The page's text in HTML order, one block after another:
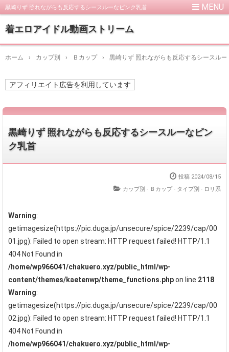
黒崎りず 照れながらも反応するシースルーなピンク乳首
着エロアイドル動画ストリーム
ホーム › カップ別 › Ｂカップ › 黒崎りず 照れながらも反応するシースル
アフィリエイト広告を利用しています
黒崎りず 照れながらも反応するシースルーなピン
ク乳首
投稿 2024/08/15
カップ別 - Ｂカップ- タイプ別 - ロリ系
Warning:
getimagesize(https://pic.duga.jp/unsecure/spice/2239/cap/00
01.jpg): Failed to open stream: HTTP request failed! HTTP/1.1
404 Not Found in
/home/wp966041/chakuero.xyz/public_html/wp-
content/themes/kaetenwp/theme_functions.phpon line 2118
Warning:
getimagesize(https://pic.duga.jp/unsecure/spice/2239/cap/00
02.jpg): Failed to open stream: HTTP request failed! HTTP/1.1
404 Not Found in
/home/wp966041/chakuero.xyz/public_html/wp-